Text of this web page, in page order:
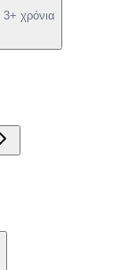
χρόνια